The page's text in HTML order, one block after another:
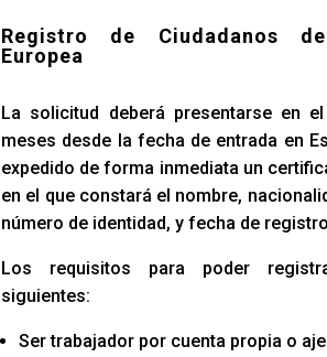
Registro de Ciudadanos
Europea
La solicitud deberá presentarse en
meses desde la fecha de entrada en
expedido de forma inmediata un
en el que constará el nombre,
número de identidad, y fecha de
Los requisitos para poder
siguientes:
Ser trabajador por cuenta propia o